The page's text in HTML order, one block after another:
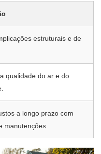
estruturais e de
qualidade do ar e do
a longo prazo com
manutenções.